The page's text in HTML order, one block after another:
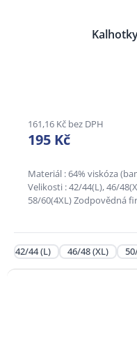
161,16 Kč bez DPH
195 Kč
Materiál : 64% viskóza
Velikosti : 42/44(L), 46/
58/60(4XL) Zodpovědná
42/44 (L) 46/48 (XL)